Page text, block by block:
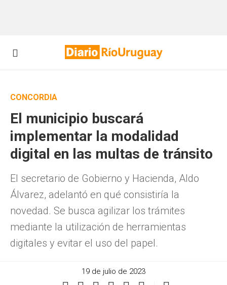
CONCORDIA
El municipio buscará
implementar la modalidad
digital en las multas de tránsito
El secretario de Gobierno y Hacienda, Aldo
Álvarez, adelantó en qué consistiría la
novedad. Se busca agilizar los trámites
mediante la utilización de herramientas
digitales y evitar el uso del papel.
19 de julio de 2023